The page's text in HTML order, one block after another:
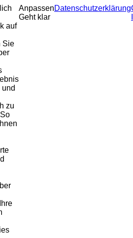
auf
Sie
zu
Anpassen
Geht klar
Datenschutzerklärung